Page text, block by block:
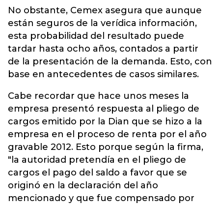
No obstante, Cemex asegura que aunque
están seguros de la verídica información,
esta probabilidad del resultado puede
tardar hasta ocho años, contados a partir
de la presentación de la demanda. Esto, con
base en antecedentes de casos similares.
Cabe recordar que hace unos meses la
empresa presentó respuesta al pliego de
cargos emitido por la Dian que se hizo a la
empresa en el proceso de renta por el año
gravable 2012. Esto porque según la firma,
"la autoridad pretendía en el pliego de
cargos el pago del saldo a favor que se
originó en la declaración del año
mencionado y que fue compensado por